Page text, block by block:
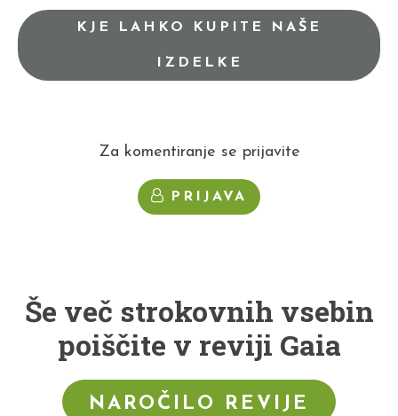
KJE LAHKO KUPITE NAŠE
IZDELKE
Za komentiranje se prijavite
PRIJAVA
Še več strokovnih vsebin
poiščite v reviji Gaia
NAROČILO REVIJE